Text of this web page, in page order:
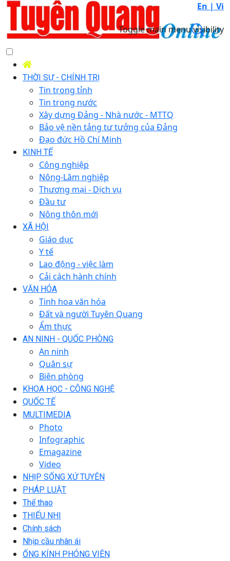
En | Vi
Toggle main menu visibility
THỜI SỰ - CHÍNH TRỊ
Tin trong tỉnh
Tin trong nước
Xây dựng Đảng - Nhà nước - MTTQ
Bảo vệ nền tảng tư tưởng của Đảng
Đạo đức Hồ Chí Minh
KINH TẾ
Công nghiệp
Nông-Lâm nghiệp
Thương mại - Dịch vụ
Đầu tư
Nông thôn mới
XÃ HỘI
Giáo dục
Y tế
Lao động - việc làm
Cải cách hành chính
VĂN HÓA
Tinh hoa văn hóa
Đất và người Tuyên Quang
Ẩm thực
AN NINH - QUỐC PHÒNG
An ninh
Quân sự
Biên phòng
KHOA HỌC - CÔNG NGHỆ
QUỐC TẾ
MULTIMEDIA
Photo
Infographic
Emagazine
Video
NHỊP SỐNG XỨ TUYÊN
PHÁP LUẬT
Thể thao
THIẾU NHI
Chính sách
Nhịp cầu nhân ái
ỐNG KÍNH PHÓNG VIÊN